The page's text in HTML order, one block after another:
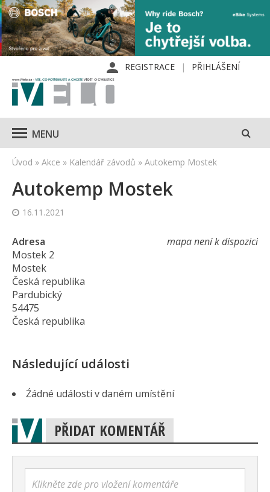
REGISTRACE PŘIHLÁŠENÍ
MENU
Úvod » Akce » Kalendář závodů » Autokemp Mostek
Autokemp Mostek
16.11.2021
mapa není k dispozici
Adresa
Mostek 2
Mostek
Česká republika
Pardubický
54475
Česká republika
Následující události
Źádné události v daném umístění
PŘIDAT KOMENTÁŘ
Klikněte zde pro vložení komentáře